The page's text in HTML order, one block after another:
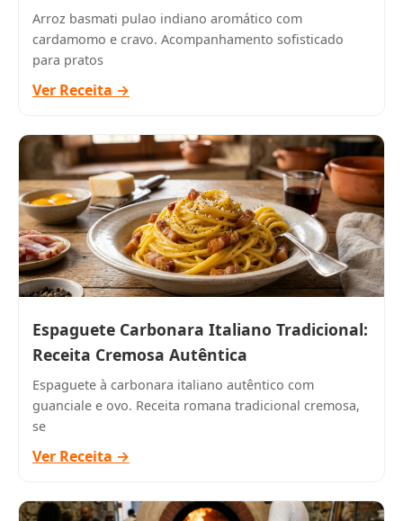
Arroz basmati pulao indiano aromático com
cardamomo e cravo. Acompanhamento sofisticado
para pratos
Ver Receita →
Espaguete Carbonara Italiano Tradicional:
Receita Cremosa Autêntica
Espaguete à carbonara italiano autêntico com
guanciale e ovo. Receita romana tradicional cremosa,
se
Ver Receita →